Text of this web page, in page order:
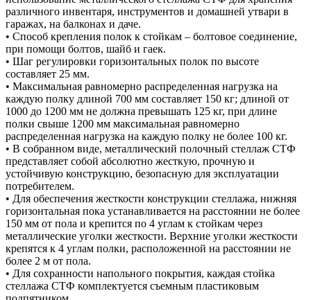
различного инвентаря, инструментов и домашней утвари в
гаражах, на балконах и даче.
• Способ крепления полок к стойкам – болтовое соединение,
при помощи болтов, шайб и гаек.
• Шаг регулировки горизонтальных полок по высоте
составляет 25 мм.
• Максимальная равномерно распределенная нагрузка на
каждую полку длиной 700 мм составляет 150 кг; длиной от
1000 до 1200 мм не должна превышать 125 кг, при длине
полки свыше 1200 мм максимальная равномерно
распределенная нагрузка на каждую полку не более 100 кг.
• В собранном виде, металлический полочный стеллаж СТФ
представляет собой абсолютно жесткую, прочную и
устойчивую конструкцию, безопасную для эксплуатации
потребителем.
• Для обеспечения жесткости конструкции стеллажа, нижняя
горизонтальная пока устанавливается на расстоянии не более
150 мм от пола и крепится по 4 углам к стойкам через
металлические уголки жесткости. Верхние уголки жесткости
крепятся к 4 углам полки, расположенной на расстоянии не
более 2 м от пола.
• Для сохранности напольного покрытия, каждая стойка
стеллажа СТФ комплектуется съемным пластиковым